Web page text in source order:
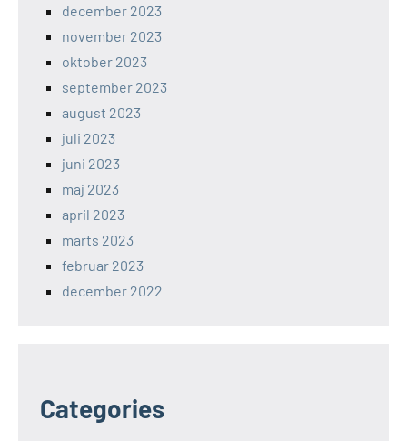
december 2023
november 2023
oktober 2023
september 2023
august 2023
juli 2023
juni 2023
maj 2023
april 2023
marts 2023
februar 2023
december 2022
Categories